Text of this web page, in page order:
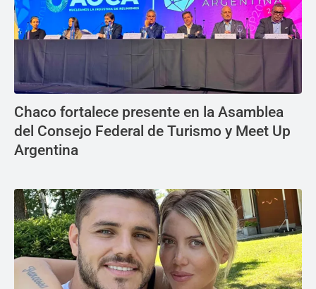
Chaco fortalece presente en la Asamblea
del Consejo Federal de Turismo y Meet Up
Argentina